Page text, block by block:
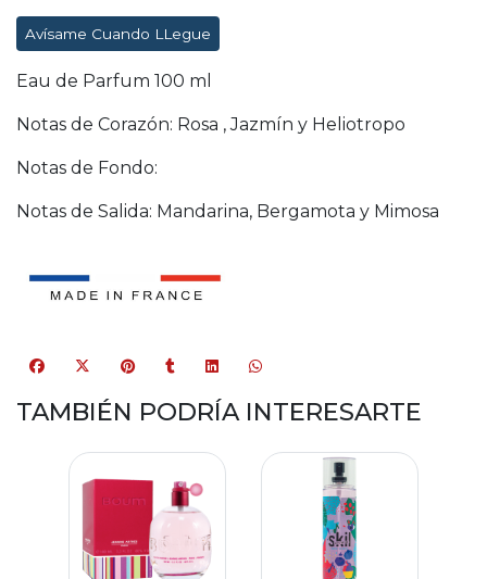
Avísame Cuando LLegue
Eau de Parfum 100 ml
Notas de Corazón: Rosa , Jazmín y Heliotropo
Notas de Fondo:
Notas de Salida: Mandarina, Bergamota y Mimosa
TAMBIÉN PODRÍA INTERESARTE